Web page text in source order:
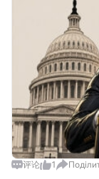
2026Artificial
评论 1